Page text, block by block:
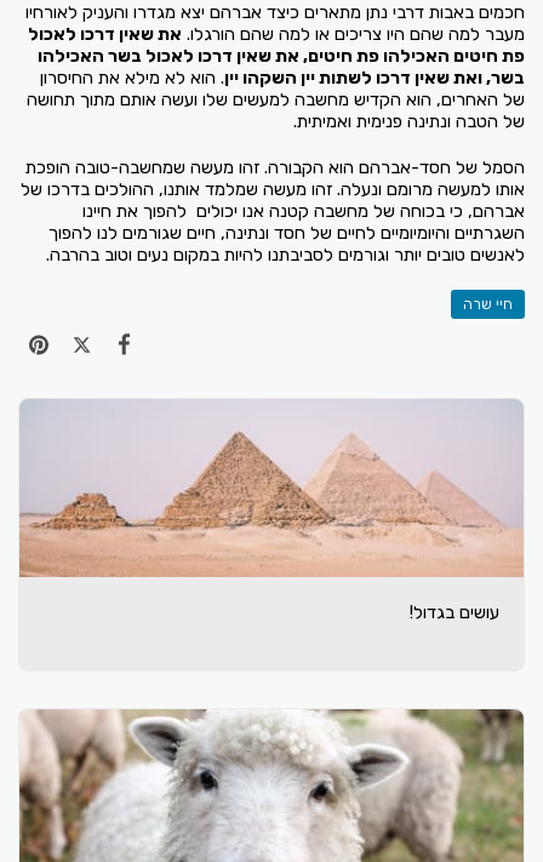
חכמים באבות דרבי נתן מתארים כיצד אברהם יצא מגדרו והעניק לאורחיו
מעבר למה שהם היו צריכים או למה שהם הורגלו. את שאין דרכו לאכול
פת חיטים האכילהו פת חיטים, את שאין דרכו לאכול בשר האכילהו
בשר, ואת שאין דרכו לשתות יין השקהו יין. הוא לא מילא את החיסרון
של האחרים, הוא הקדיש מחשבה למעשים שלו ועשה אותם מתוך תחושה
של הטבה ונתינה פנימית ואמיתית.
הסמל של חסד-אברהם הוא הקבורה. זהו מעשה שמחשבה-טובה הופכת
אותו למעשה מרומם ונעלה. זהו מעשה שמלמד אותנו, ההולכים בדרכו של
אברהם, כי בכוחה של מחשבה קטנה אנו יכולים להפוך את חיינו
השגרתיים והיומיומיים לחיים של חסד ונתינה, חיים שגורמים לנו להפוך
לאנשים טובים יותר וגורמים לסביבתנו להיות במקום נעים וטוב בהרבה.
חיי שרה
עושים בגדול!